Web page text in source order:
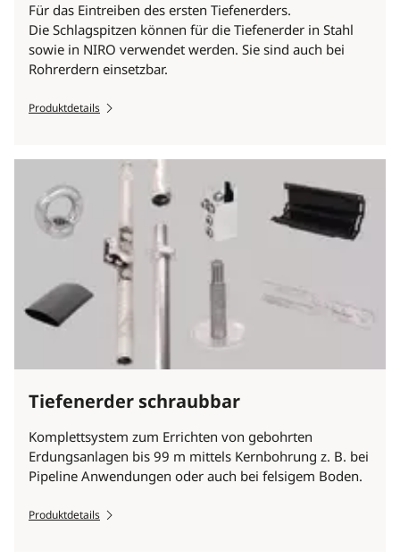
Für das Eintreiben des ersten Tiefenerders.
Die Schlagspitzen können für die Tiefenerder in Stahl
sowie in NIRO verwendet werden. Sie sind auch bei
Rohrerdern einsetzbar.
Produktdetails
Tiefenerder schraubbar
Komplettsystem zum Errichten von gebohrten
Erdungsanlagen bis 99 m mittels Kernbohrung z. B. bei
Pipeline Anwendungen oder auch bei felsigem Boden.
Produktdetails